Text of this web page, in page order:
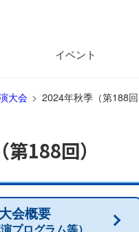
イベント
大会 2024年秋季（第188
188回）
会概要